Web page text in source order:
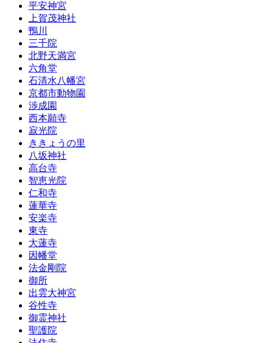
平安神宮
上賀茂神社
鴨川
三千院
北野天満宮
六角堂
石清水八幡宮
京都市動物園
渉成園
西本願寺
寂光院
ききょうの里
八坂神社
高台寺
智恵光院
仁和寺
蓮華寺
安楽寺
東寺
大蓮寺
因幡堂
法金剛院
御所
出雲大神宮
谷性寺
御霊神社
聖護院